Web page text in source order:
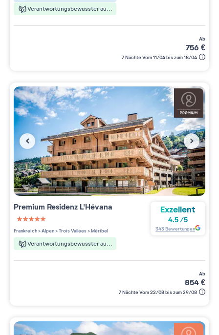
Verantwortungsbewusster aufenthalt
ab
756 €
7 Nächte Vom 11/04 bis zum 18/04
Premium Residenz L'Hévana
5 étoiles sur 5
Frankreich>Alpen>Trois Vallées>Méribel
Verantwortungsbewusster aufenthalt
Exzellent
4.5/5
343Bewertungen
ab
854€
7 Nächte Vom 22/08 bis zum 29/08